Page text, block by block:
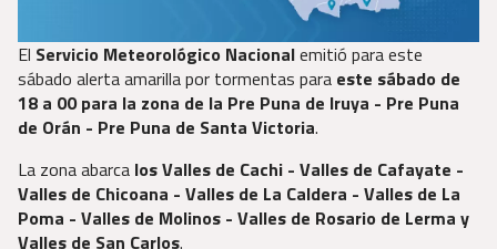
El Servicio Meteorológico Nacionalemitió para este
sábado alerta amarilla por tormentas para este sábado de
18 a 00 para la zona de la Pre Puna de Iruya - Pre Puna
de Orán - Pre Puna de Santa Victoria.
La zona abarca los Valles de Cachi - Valles de Cafayate -
Valles de Chicoana - Valles de La Caldera - Valles de La
Poma - Valles de Molinos - Valles de Rosario de Lerma y
Valles de San Carlos.